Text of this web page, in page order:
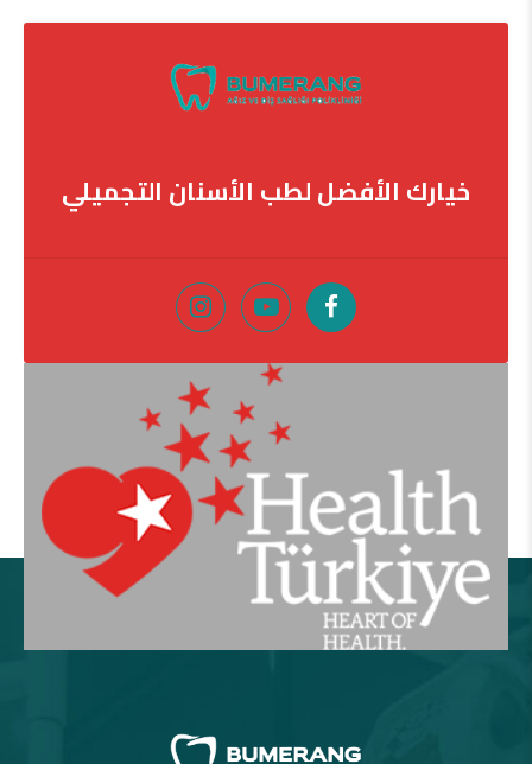
خيارك الأفضل لطب الأسنان التجميلي